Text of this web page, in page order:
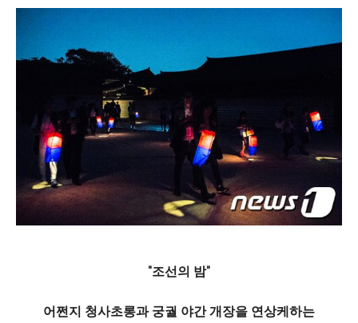
"조선의 밤"
어쩐지 청사초롱과 궁궐 야간 개장을 연상케하는